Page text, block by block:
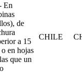
En
de
a 15
en hojas
que un
CHILE